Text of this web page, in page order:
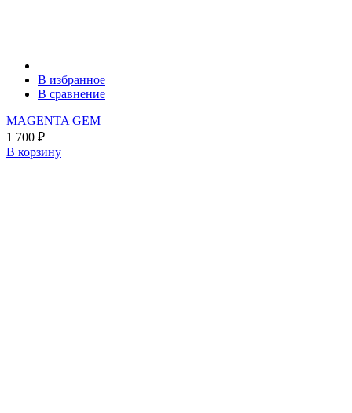
В избранное
В сравнение
MAGENTA GEM
1 700 ₽
В корзину